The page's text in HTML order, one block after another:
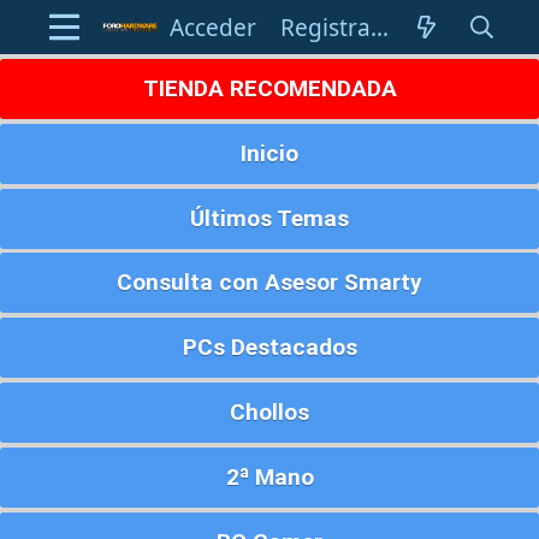
Acceder Registrarse
TIENDA RECOMENDADA
Inicio
Últimos Temas
Consulta con Asesor Smarty
PCs Destacados
Chollos
2ª Mano